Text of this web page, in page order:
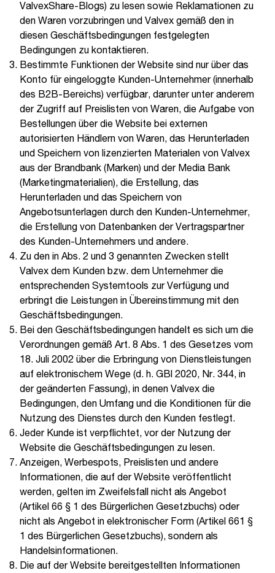
ValvexShare-Blogs) zu lesen sowie Reklamationen zu
den Waren vorzubringen und Valvex gemäß den in
diesen Geschäftsbedingungen festgelegten
Bedingungen zu kontaktieren.
Bestimmte Funktionen der Website sind nur über das
Konto für eingeloggte Kunden-Unternehmer (innerhalb
des B2B-Bereichs) verfügbar, darunter unter anderem
der Zugriff auf Preislisten von Waren, die Aufgabe von
Bestellungen über die Website bei externen
autorisierten Händlern von Waren, das Herunterladen
und Speichern von lizenzierten Materialen von Valvex
aus der Brandbank (Marken) und der Media Bank
(Marketingmaterialien), die Erstellung, das
Herunterladen und das Speichern von
Angebotsunterlagen durch den Kunden-Unternehmer,
die Erstellung von Datenbanken der Vertragspartner
des Kunden-Unternehmers und andere.
Zu den in Abs. 2 und 3 genannten Zwecken stellt
Valvex dem Kunden bzw. dem Unternehmer die
entsprechenden Systemtools zur Verfügung und
erbringt die Leistungen in Übereinstimmung mit den
Geschäftsbedingungen.
Bei den Geschäftsbedingungen handelt es sich um die
Verordnungen gemäß Art. 8 Abs. 1 des Gesetzes vom
18. Juli 2002 über die Erbringung von Dienstleistungen
auf elektronischem Wege (d. h. GBl 2020, Nr. 344, in
der geänderten Fassung), in denen Valvex die
Bedingungen, den Umfang und die Konditionen für die
Nutzung des Dienstes durch den Kunden festlegt.
Jeder Kunde ist verpflichtet, vor der Nutzung der
Website die Geschäftsbedingungen zu lesen.
Anzeigen, Werbespots, Preislisten und andere
Informationen, die auf der Website veröffentlicht
werden, gelten im Zweifelsfall nicht als Angebot
(Artikel 66 § 1 des Bürgerlichen Gesetzbuchs) oder
nicht als Angebot in elektronischer Form (Artikel 661 §
1 des Bürgerlichen Gesetzbuchs), sondern als
Handelsinformationen.
Die auf der Website bereitgestellten Informationen